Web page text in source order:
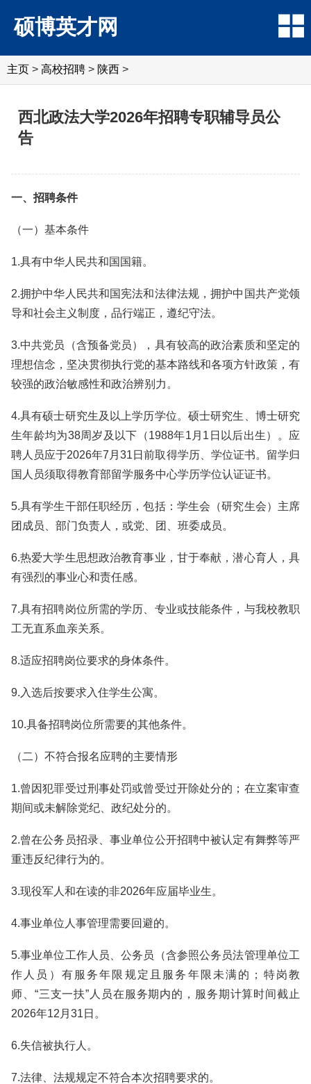
硕博英才网
主页 > 高校招聘 > 陕西 >
西北政法大学2026年招聘专职辅导员公
告
一、招聘条件
（一）基本条件
1.具有中华人民共和国国籍。
2.拥护中华人民共和国宪法和法律法规，拥护中国共产党领
导和社会主义制度，品行端正，遵纪守法。
3.中共党员（含预备党员），具有较高的政治素质和坚定的
理想信念，坚决贯彻执行党的基本路线和各项方针政策，有
较强的政治敏感性和政治辨别力。
4.具有硕士研究生及以上学历学位。硕士研究生、博士研究
生年龄均为38周岁及以下（1988年1月1日以后出生）。应
聘人员应于2026年7月31日前取得学历、学位证书。留学归
国人员须取得教育部留学服务中心学历学位认证证书。
5.具有学生干部任职经历，包括：学生会（研究生会）主席
团成员、部门负责人，或党、团、班委成员。
6.热爱大学生思想政治教育事业，甘于奉献，潜心育人，具
有强烈的事业心和责任感。
7.具有招聘岗位所需的学历、专业或技能条件，与我校教职
工无直系血亲关系。
8.适应招聘岗位要求的身体条件。
9.入选后按要求入住学生公寓。
10.具备招聘岗位所需要的其他条件。
（二）不符合报名应聘的主要情形
1.曾因犯罪受过刑事处罚或曾受过开除处分的；在立案审查
期间或未解除党纪、政纪处分的。
2.曾在公务员招录、事业单位公开招聘中被认定有舞弊等严
重违反纪律行为的。
3.现役军人和在读的非2026年应届毕业生。
4.事业单位人事管理需要回避的。
5.事业单位工作人员、公务员（含参照公务员法管理单位工
作人员）有服务年限规定且服务年限未满的；特岗教
师、“三支一扶”人员在服务期内的，服务期计算时间截止
2026年12月31日。
6.失信被执行人。
7.法律、法规规定不符合本次招聘要求的。